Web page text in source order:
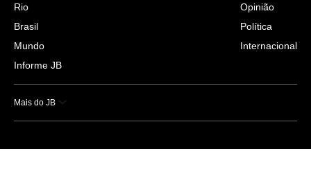
Rio
Brasil
Mundo
Informe JB
Opinião
Política
Internacional
Mais do JB
Esportes